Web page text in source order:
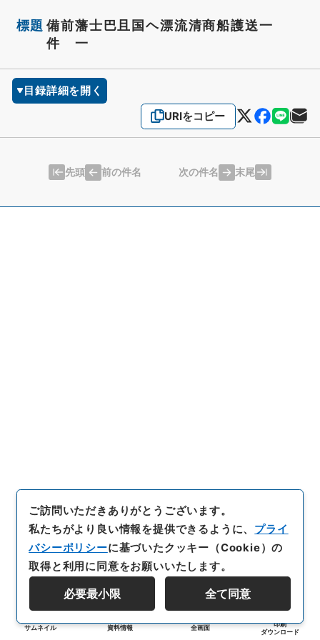
標題 備前藩士巴且国ヘ漂流清商船護送一
件 一
目録詳細を開く
URIをコピー
先頭 前の件名 次の件名 末尾
サムネイル 資料情報 全画面
印刷
ダウンロード
ご訪問いただきありがとうございます。
私たちがより良い情報を提供できるように、 プライ
バシーポリシーに基づいたクッキー（Cookie）の
取得と利用に同意をお願いいたします。
必要最小限 全て同意